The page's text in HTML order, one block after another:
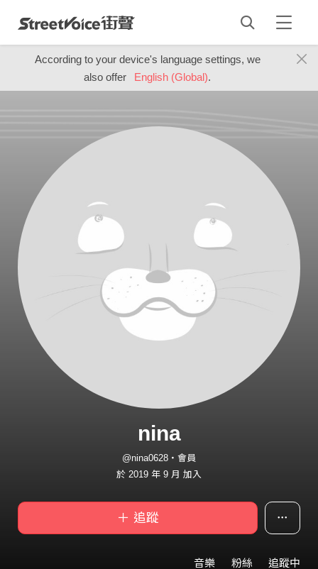
According to your device's language settings, we
also offer
English (Global).
nina
@nina0628・會員
於 2019 年 9 月 加入
＋ 追蹤
音樂 粉絲 追蹤中